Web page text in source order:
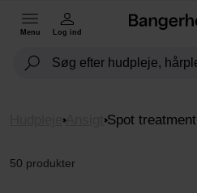
Menu Log ind
Ansigt Spot treatment
50 produkter